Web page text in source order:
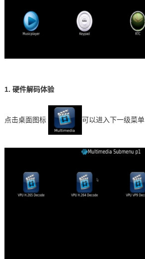
1. 硬件解码体验
点击桌面图标 可以进入下一级菜单